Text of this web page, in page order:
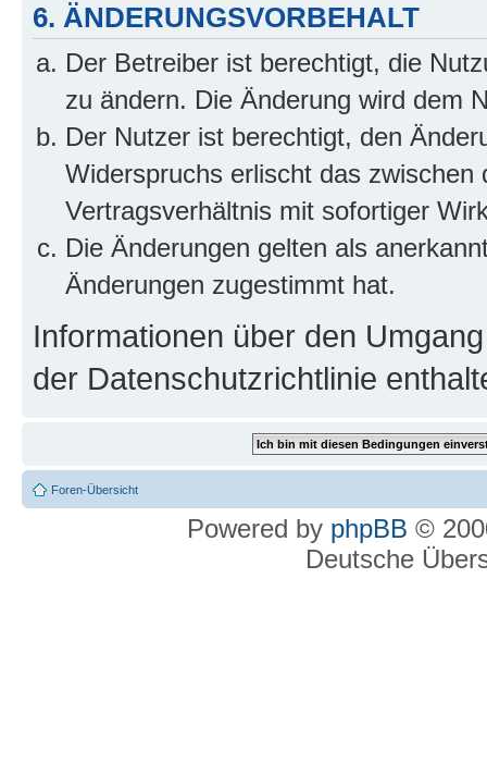
6. ÄNDERUNGSVORBEHALT
Der Betreiber ist berechtigt, die
zu ändern. Die Änderung wird dem
Der Nutzer ist berechtigt, den
Widerspruchs erlischt das
Vertragsverhältnis mit sofortiger
Die Änderungen gelten als
Änderungen zugestimmt hat.
Informationen über den
der Datenschutzrichtlinie
Foren-Übersicht
Powered by phpBB ©
Deutsche